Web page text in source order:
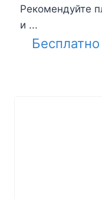
Рекомендуйте
и ...
Бесплатно